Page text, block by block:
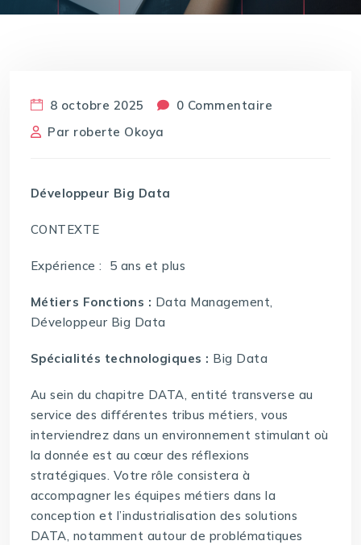
8 octobre 2025
0 Commentaire
Par roberte Okoya
Développeur Big Data
CONTEXTE
Expérience : 5 ans et plus
Métiers Fonctions : Data Management,
Développeur Big Data
Spécialités technologiques : Big Data
Au sein du chapitre DATA, entité transverse au
service des différentes tribus métiers, vous
interviendrez dans un environnement stimulant où
la donnée est au cœur des réflexions
stratégiques. Votre rôle consistera à
accompagner les équipes métiers dans la
conception et l’industrialisation des solutions
DATA, notamment autour de problématiques